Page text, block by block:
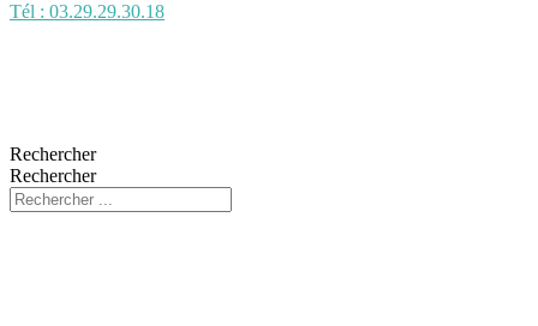
Tél : 03.29.29.30.18
Rechercher
Rechercher